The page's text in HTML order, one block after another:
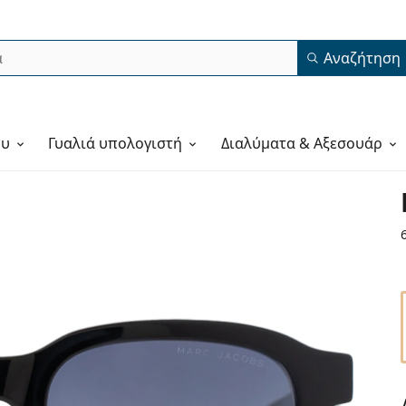
Αναζήτηση
Γυαλιά υπολογιστή Διαλύματα & Αξεσουάρ